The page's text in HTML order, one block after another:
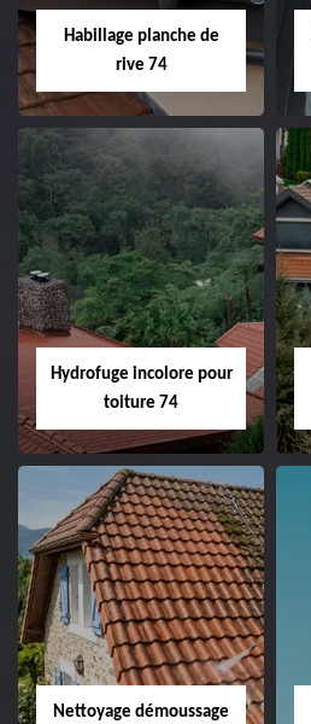
Habillage planche de
rive 74
Hydrofuge incolore pour
toiture 74
Nettoyage démoussage